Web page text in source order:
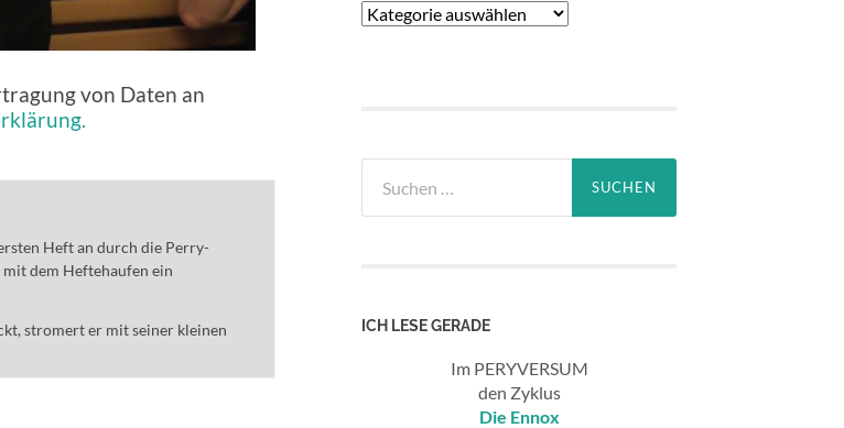
von Daten an
Heft an durch die Perry-
dem Heftehaufen ein
stromert er mit seiner kleinen
Kategorien
nach:
ICH LESE GERADE
Im PERYVERSUM
den Zyklus
Die Ennox